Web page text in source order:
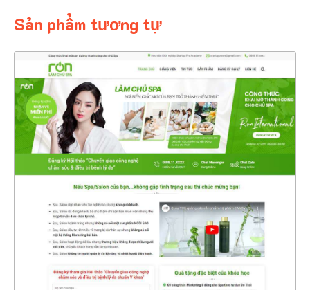
Sản phẩm tương tự
4748
CHI TIẾT